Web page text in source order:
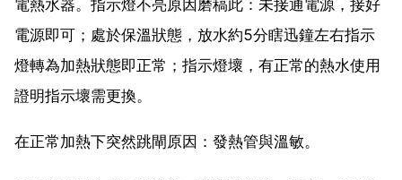
電熱水器。指示燈不亮原因磨稿此：未接通電源，接好
電源即可；處於保溫狀態，放水約5分瞎迅鐘左右指示
燈轉為加熱狀態即正常；指示燈壞，有正常的熱水使用
證明指示壞需更換。
在正常加熱下突然跳閘原因：發熱管與溫敏。